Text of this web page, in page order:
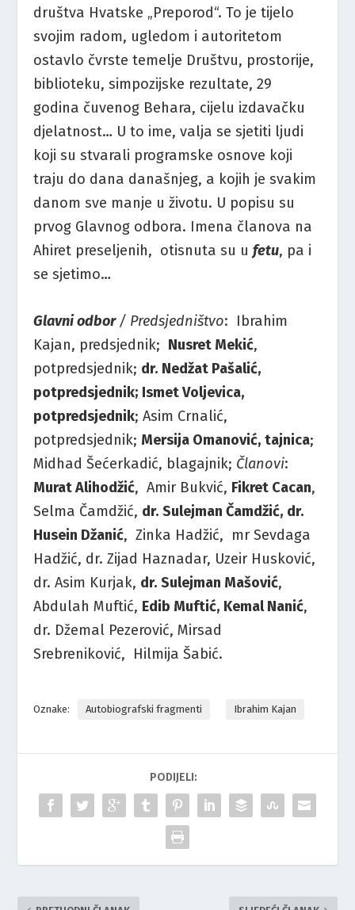
društva Hvatske „Preporod“. To je tijelo
svojim radom, ugledom i autoritetom
ostavlo čvrste temelje Društvu, prostorije,
biblioteku, simpozijske rezultate, 29
godina čuvenog Behara, cijelu izdavačku
djelatnost… U to ime, valja se sjetiti ljudi
koji su stvarali programske osnove koji
traju do dana današnjeg, a kojih je svakim
danom sve manje u životu. U popisu su
prvog Glavnog odbora. Imena članova na
Ahiret preseljenih, otisnuta su ufetu, pa i
se sjetimo…
Glavni odbor/ Predsjedništvo: Ibrahim
Kajan, predsjednik; Nusret Mekić,
potpredsjednik; dr. Nedžat Pašalić,
potpredsjednik; Ismet Voljevica,
potpredsjednik; Asim Crnalić,
potpredsjednik; Mersija Omanović, tajnica;
Midhad Šećerkadić, blagajnik; Članovi:
Murat Alihodžić, Amir Bukvić, Fikret Cacan,
Selma Čamdžić, dr. Sulejman Čamdžić, dr.
Husein Džanić, Zinka Hadžić, mr Sevdaga
Hadžić, dr. Zijad Haznadar, Uzeir Husković,
dr. Asim Kurjak, dr. Sulejman Mašović,
Abdulah Muftić, Edib Muftić, Kemal Nanić,
dr. Džemal Pezerović, Mirsad
Srebreniković, Hilmija Šabić.
Oznake: Autobiografski fragmenti Ibrahim Kajan
PODIJELI: